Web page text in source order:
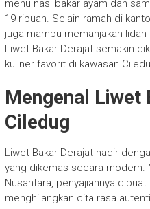
menu nasi bakar ayam dan
19 ribuan. Selain ramah di
juga mampu memanjakan
Liwet Bakar Derajat semakin
kuliner favorit di kawasan
Mengenal Liwet
Ciledug
Liwet Bakar Derajat hadir
yang dikemas secara modern.
Nusantara, penyajiannya
menghilangkan cita rasa